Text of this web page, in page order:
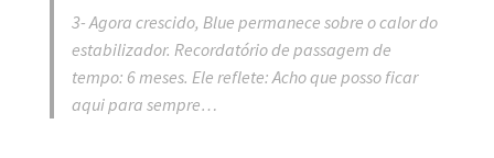
3- Agora crescido, Blue permanece sobre o calor do
estabilizador. Recordatório de passagem de
tempo: 6 meses. Ele reflete: Acho que posso ficar
aqui para sempre…